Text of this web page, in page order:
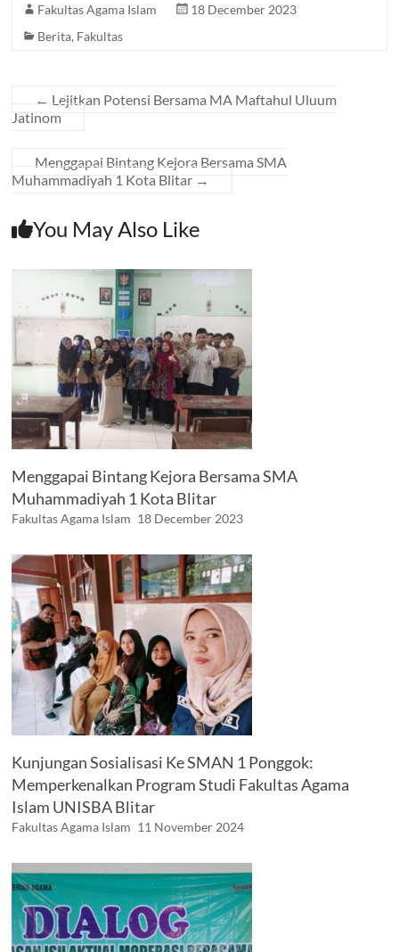
Fakultas Agama Islam
18 December 2023
Berita, Fakultas
← Lejitkan Potensi Bersama MA Maftahul Uluum
Jatinom
Menggapai Bintang Kejora Bersama SMA
Muhammadiyah 1 Kota Blitar →
You May Also Like
Menggapai Bintang Kejora Bersama SMA
Muhammadiyah 1 Kota Blitar
Fakultas Agama Islam 18 December 2023
Kunjungan Sosialisasi Ke SMAN 1 Ponggok:
Memperkenalkan Program Studi Fakultas Agama
Islam UNISBA Blitar
Fakultas Agama Islam 11 November 2024